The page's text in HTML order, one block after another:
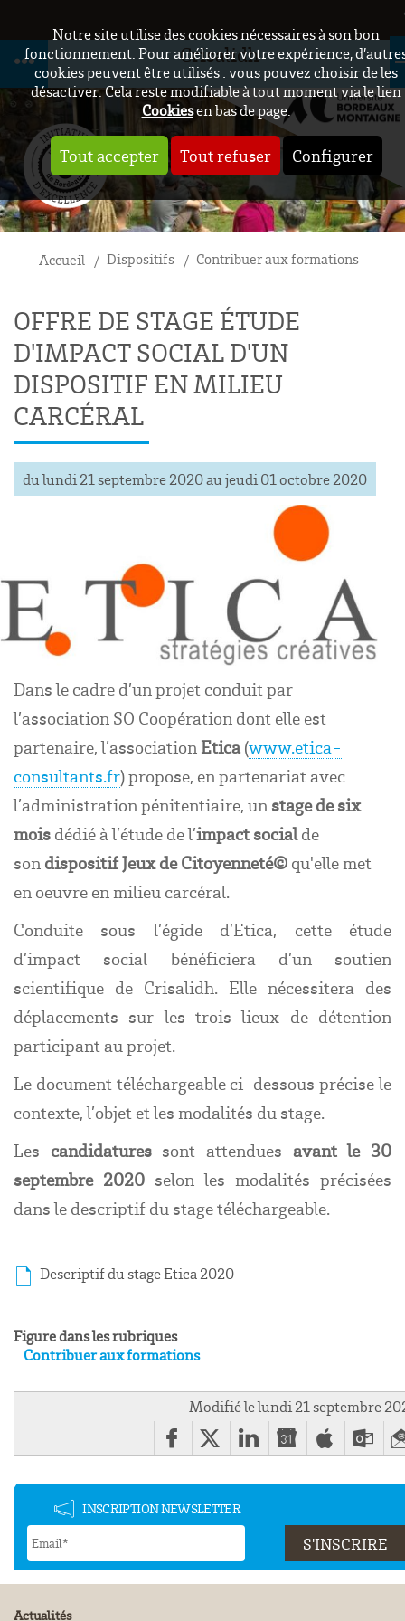
Notre site utilise des cookies nécessaires à son bon
fonctionnement. Pour améliorer votre expérience,
cookies peuvent être utilisés : vous pouvez choisir de les
désactiver. Cela reste modifiable à tout moment via le lien
Cookiesen bas de page.
Tout accepter Tout refuser Configurer
Crisalidh
Accueil Dispositifs Contribuer aux formations
OFFRE DE STAGE ÉTUDE
D'IMPACT SOCIAL D'UN
DISPOSITIF EN MILIEU
CARCÉRAL
du lundi 21 septembre 2020 au jeudi 01 octobre 2020
Dans le cadre d’un projet conduit par
l’association SO Coopération dont elle est
partenaire, l’association Etica (www.etica-
consultants.fr) propose, en partenariat avec
l’administration pénitentiaire, un stage de six
mois dédié à l’étude de l’impact socialde
son dispositifJeux de Citoyenneté© qu'elle met
en oeuvre en milieu carcéral.
Conduite sous l’égide d’Etica, cette étude
d’impact social bénéficiera d’un soutien
scientifique de Crisalidh. Elle nécessitera des
déplacements sur les trois lieux de détention
participant au projet.
Le document téléchargeable ci-dessous précise le
contexte, l’objet et les modalités du stage.
Les candidaturessont attendues avant le 30
septembre 2020 selon les modalités précisées
dans le descriptif du stage téléchargeable.
Descriptif du stage Etica 2020
Figure dans les rubriques
Contribuer aux formations
Modifié le lundi 21 septembre
INSCRIPTION NEWSLETTER
Actualités